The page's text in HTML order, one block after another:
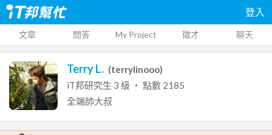
登入
文章 問答 My Project 徵才 聊天
Terry L. (terrylinooo)
iT邦研究生 3 級 ‧ 點數 2185
全端帥大叔